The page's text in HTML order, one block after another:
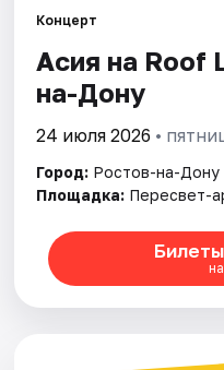
Города
Площадки
Рейтинги
Концерт
Асия на Roof
на-Дону
24 июля 2026 •
Город: Ростов-на-Дону
Площадка: Пересвет-